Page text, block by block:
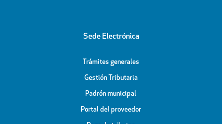
Sede Electrónica
Trámites generales
Gestión Tributaria
Padrón municipal
Portal del proveedor